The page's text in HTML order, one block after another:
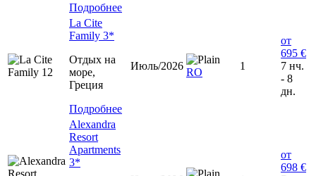
Подробнее
La Cite
Family 3*
Отдых на
море,
Греция
Подробнее
Июль/2026
RO
1
от
695 €
7 нч.
- 8
дн.
Alexandra
Resort
Apartments
3*
от
698 €